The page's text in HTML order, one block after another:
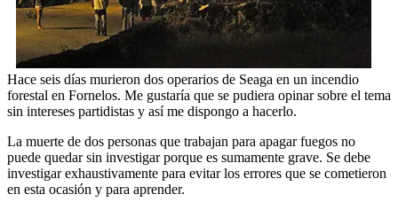
Hace seis días murieron dos operarios de Seaga en un incendio
forestal en Fornelos. Me gustaría que se pudiera opinar sobre el tema
sin intereses partidistas y así me dispongo a hacerlo.
La muerte de dos personas que trabajan para apagar fuegos no
puede quedar sin investigar porque es sumamente grave. Se debe
investigar exhaustivamente para evitar los errores que se cometieron
en esta ocasión y para aprender.